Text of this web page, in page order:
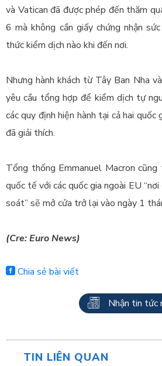
và Vatican đã được phép đến thăm
6 mà không cần giấy chứng nhận
thức kiểm dịch nào khi đến nơi.
Nhưng hành khách từ Tây Ban Nha
yêu cầu tổng hợp để kiểm dịch tự
các quy định hiện hành tại cả hai quốc
đã giải thích.
Tổng thống Emmanuel Macron
quốc tế với các quốc gia ngoài EU
soát” sẽ mở cửa trở lại vào ngày 1
(Cre: Euro News)
Chia sẻ bài viết
Nhận tin tức
TIN LIÊN QUAN